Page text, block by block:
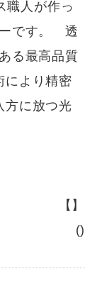
職人が作っ
です。 透
る最高品質
により精密
方に放つ光
【】
()